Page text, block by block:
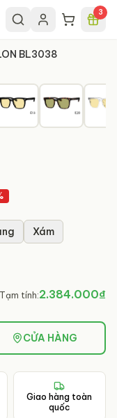
3
BL3038
Xám
Tạm tính:2.384.000₫
CỬA HÀNG
Giao hàng toàn
quốc